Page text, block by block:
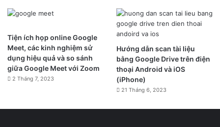
Tiện ích họp online Google
Meet, các kinh nghiệm sử
dụng hiệu quả và so sánh
giữa Google Meet với Zoom
2 Tháng 7, 2023
Hướng dẫn scan tài liệu
bằng Google Drive trên điện
thoại Android và iOS
(iPhone)
21 Tháng 6, 2023